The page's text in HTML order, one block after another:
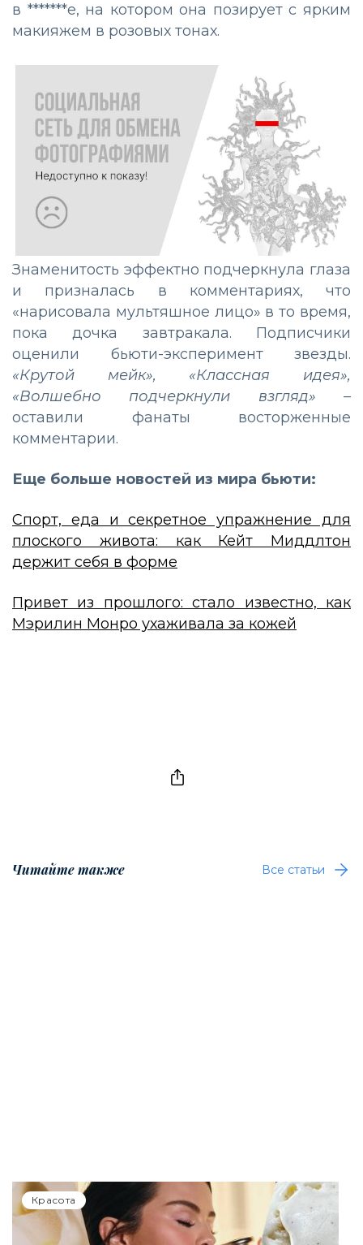
в *******е, на котором она позирует с ярким
макияжем в розовых тонах.
Знаменитость эффектно подчеркнула глаза
и призналась в комментариях, что
«нарисовала мультяшное лицо» в то время,
пока дочка завтракала. Подписчики
оценили бьюти-эксперимент звезды.
«Крутой мейк», «Классная идея»,
«Волшебно подчеркнули взгляд» –
оставили фанаты восторженные
комментарии.
Еще больше новостей из мира бьюти:
Спорт, еда и секретное упражнение для
плоского живота: как Кейт Миддлтон
держит себя в форме
Привет из прошлого: стало известно, как
Мэрилин Монро ухаживала за кожей
Читайте также Все статьи
Красота